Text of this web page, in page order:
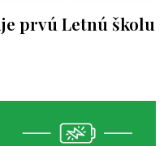
prvú Letnú školu